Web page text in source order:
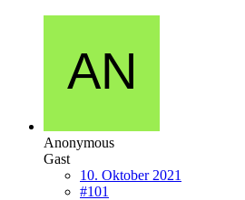
Anonymous
Gast
10. Oktober 2021
#101